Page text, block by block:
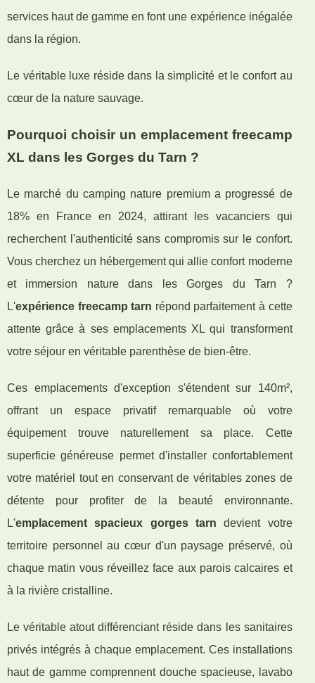
services haut de gamme en font une expérience inégalée
dans la région.
Le véritable luxe réside dans la simplicité et le confort au
cœur de la nature sauvage.
Pourquoi choisir un emplacement freecamp
XL dans les Gorges du Tarn ?
Le marché du camping nature premium a progressé de
18% en France en 2024, attirant les vacanciers qui
recherchent l'authenticité sans compromis sur le confort.
Vous cherchez un hébergement qui allie confort moderne
et immersion nature dans les Gorges du Tarn ?
L'expérience freecamp tarn répond parfaitement à cette
attente grâce à ses emplacements XL qui transforment
votre séjour en véritable parenthèse de bien-être.
Ces emplacements d'exception s'étendent sur 140m²,
offrant un espace privatif remarquable où votre
équipement trouve naturellement sa place. Cette
superficie généreuse permet d'installer confortablement
votre matériel tout en conservant de véritables zones de
détente pour profiter de la beauté environnante.
L'emplacement spacieux gorges tarn devient votre
territoire personnel au cœur d'un paysage préservé, où
chaque matin vous réveillez face aux parois calcaires et
à la rivière cristalline.
Le véritable atout différenciant réside dans les sanitaires
privés intégrés à chaque emplacement. Ces installations
haut de gamme comprennent douche spacieuse, lavabo